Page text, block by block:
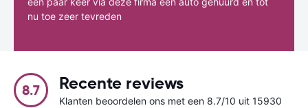
nu toe zeer tevreden
8.7 Recente reviews
Klanten beoordelen ons met een 8.7/10 uit 15930